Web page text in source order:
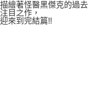
描繪著怪醫黑傑克的過
注目之作，
迎來到完結篇!!